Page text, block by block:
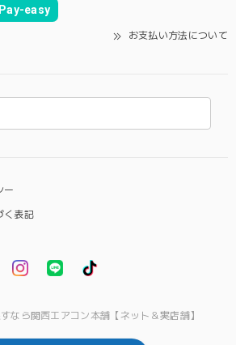
easy
お支払い方法について
ー
く表記
なら関西エアコン本舗【ネット＆実店舗】